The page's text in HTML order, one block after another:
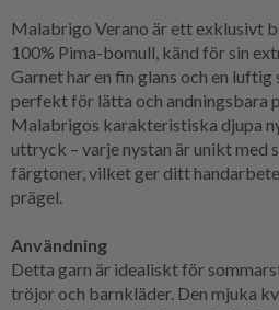
Malabrigo Verano är ett exklusivt
100% Pima-bomull, känd för sin
Garnet har en fin glans och en
perfekt för lätta och andningsbara
Malabrigos karakteristiska djupa
uttryck – varje nystan är unikt med
färgtoner, vilket ger ditt
prägel.
Användning
Detta garn är idealiskt för
tröjor och barnkläder. Den mjuka